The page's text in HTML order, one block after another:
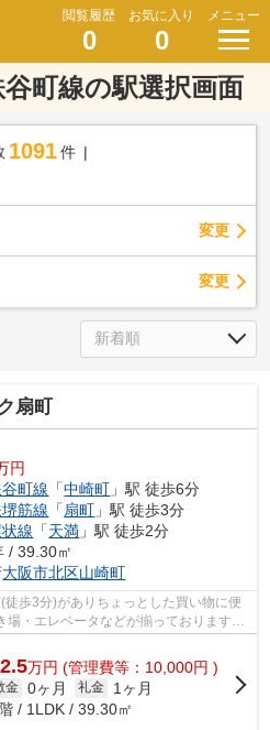
閲覧履歴
0
お気に入り
0
メニュー
町線の駅選択画面
1091 件
変更
変更
扇町
円
町線 「中崎町 」駅 徒歩6分
筋線 「 扇町 」駅 徒歩3分
線 「天満 」駅 徒歩2分
/ 39.30㎡
大阪市北区山崎町
歩3分)がありちょっとした買い物に便
・エレベータなどが揃っております。
万円 (管理費等：10,000円 )
金 0ヶ月 礼金
1ヶ月
/ 1LDK / 39.30㎡